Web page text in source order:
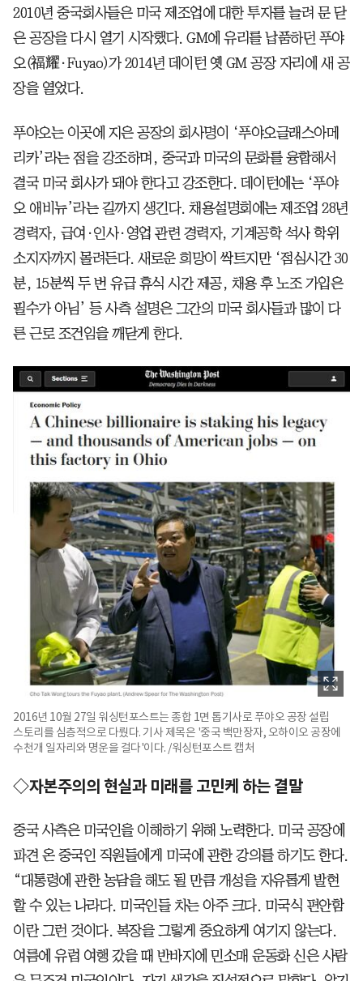
2010년 중국회사들은 미국 제조업에 대한 투자를 늘려 문 닫
은 공장을 다시 열기 시작했다. GM에 유리를 납품하던 푸야
오(福耀·Fuyao)가 2014년 데이턴 옛 GM 공장 자리에 새 공
장을 열었다.
푸야오는 이곳에 지은 공장의 회사명이 ‘푸야오글래스아메
리카’라는 점을 강조하며, 중국과 미국의 문화를 융합해서
결국 미국 회사가 돼야 한다고 강조한다. 데이턴에는 ‘푸야
오 애비뉴’라는 길까지 생긴다. 채용설명회에는 제조업 28년
경력자, 급여·인사·영업 관련 경력자, 기계공학 석사 학위
소지자까지 몰려든다. 새로운 희망이 싹트지만 ‘점심시간 30
분, 15분씩 두 번 유급 휴식 시간 제공, 채용 후 노조 가입은
필수가 아님’ 등 사측 설명은 그간의 미국 회사들과 많이 다
른 근로 조건임을 깨닫게 한다.
2016년 10월 27일 워싱턴포스트는 종합 1면 톱기사로 푸야오 공장 설립
스토리를 심층적으로 다뤘다. 기사 제목은 '중국 백만장자, 오하이오 공장에
수천개 일자리와 명운을 걸다'이다. /워싱턴포스트 캡처
◇자본주의의 현실과 미래를 고민케 하는 결말
중국 사측은 미국인을 이해하기 위해 노력한다. 미국 공장에
파견 온 중국인 직원들에게 미국에 관한 강의를 하기도 한다.
“대통령에 관한 농담을 해도 될 만큼 개성을 자유롭게 발현
할 수 있는 나라다. 미국인들 차는 아주 크다. 미국식 편안함
이란 그런 것이다. 복장을 그렇게 중요하게 여기지 않는다.
여름에 유럽 여행 갔을 때 반바지에 민소매 운동화 신은 사람